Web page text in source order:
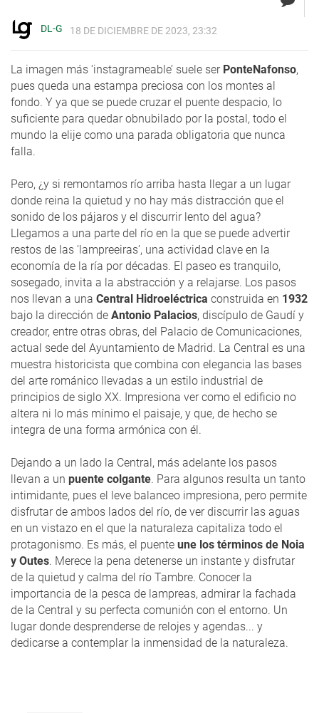
DL-G 18 DE DICIEMBRE DE 2023, 23:32
La imagen más ‘instagrameable’ suele ser PonteNafonso,
pues queda una estampa preciosa con los montes al
fondo. Y ya que se puede cruzar el puente despacio, lo
suficiente para quedar obnubilado por la postal, todo el
mundo la elije como una parada obligatoria que nunca
falla.
Pero, ¿y si remontamos río arriba hasta llegar a un lugar
donde reina la quietud y no hay más distracción que el
sonido de los pájaros y el discurrir lento del agua?
Llegamos a una parte del río en la que se puede advertir
restos de las ‘lampreeiras’, una actividad clave en la
economía de la ría por décadas. El paseo es tranquilo,
sosegado, invita a la abstracción y a relajarse. Los pasos
nos llevan a una Central Hidroeléctrica construida en 1932
bajo la dirección de Antonio Palacios, discípulo de Gaudí y
creador, entre otras obras, del Palacio de Comunicaciones,
actual sede del Ayuntamiento de Madrid. La Central es una
muestra historicista que combina con elegancia las bases
del arte románico llevadas a un estilo industrial de
principios de siglo XX. Impresiona ver como el edificio no
altera ni lo más mínimo el paisaje, y que, de hecho se
integra de una forma armónica con él.
Dejando a un lado la Central, más adelante los pasos
llevan a un puente colgante. Para algunos resulta un tanto
intimidante, pues el leve balanceo impresiona, pero permite
disfrutar de ambos lados del río, de ver discurrir las aguas
en un vistazo en el que la naturaleza capitaliza todo el
protagonismo. Es más, el puente une los términos de Noia
y Outes. Merece la pena detenerse un instante y disfrutar
de la quietud y calma del río Tambre. Conocer la
importancia de la pesca de lampreas, admirar la fachada
de la Central y su perfecta comunión con el entorno. Un
lugar donde desprenderse de relojes y agendas... y
dedicarse a contemplar la inmensidad de la naturaleza.